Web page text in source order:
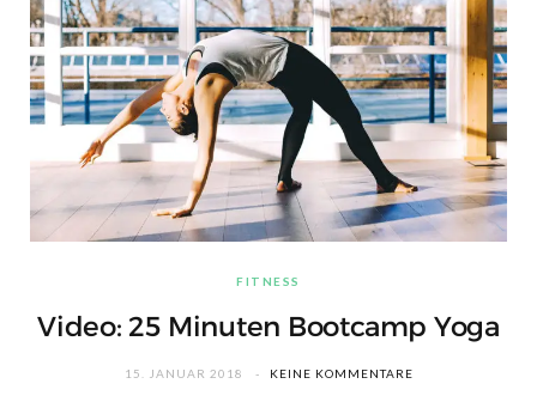
FITNESS
Video: 25 Minuten Bootcamp Yoga
15. JANUAR 2018 KEINE KOMMENTARE